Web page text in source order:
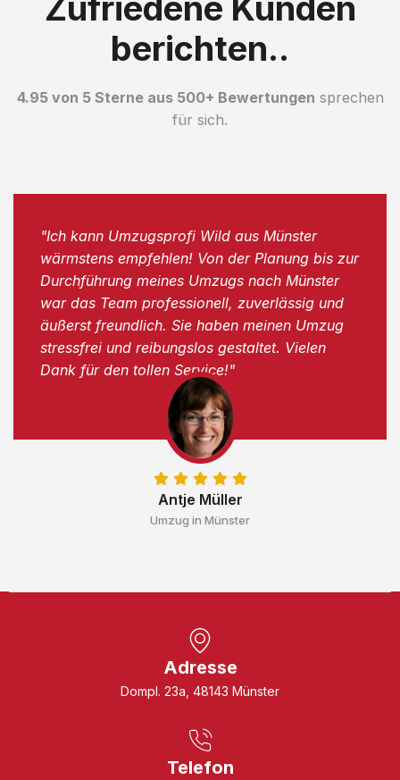
berichten..
4.95 von 5 Sterne aus 500+ Bewertungen sprechen
für sich.
Antje Müller
Umzug in Münster
"Ich kann Umzugsprofi Wild aus Münster
wärmstens empfehlen! Von der Planung bis zur
Durchführung meines Umzugs nach Münster
war das Team professionell, zuverlässig und
äußerst freundlich. Sie haben meinen Umzug
stressfrei und reibungslos gestaltet. Vielen
Dank für den tollen Service!"
Adresse
Dompl. 23a, 48143 Münster
Telefon